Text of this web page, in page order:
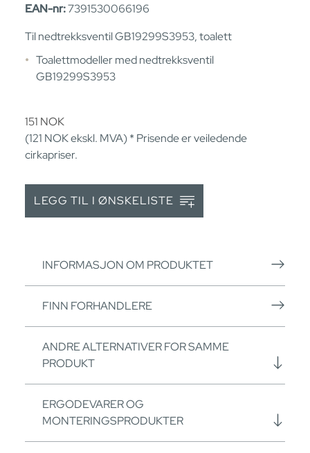
EAN-nr:7391530066196
Til nedtrekksventil GB19299S3953, toalett
Toalettmodeller med nedtrekksventil
GB19299S3953
151 NOK
(121 NOKekskl. MVA) * Prisende er veiledende
cirkapriser.
LEGG TIL I ØNSKELISTE
INFORMASJON OM PRODUKTET
FINN FORHANDLERE
ANDRE ALTERNATIVER FOR SAMME
PRODUKT
ERGODEVARER OG
MONTERINGSPRODUKTER